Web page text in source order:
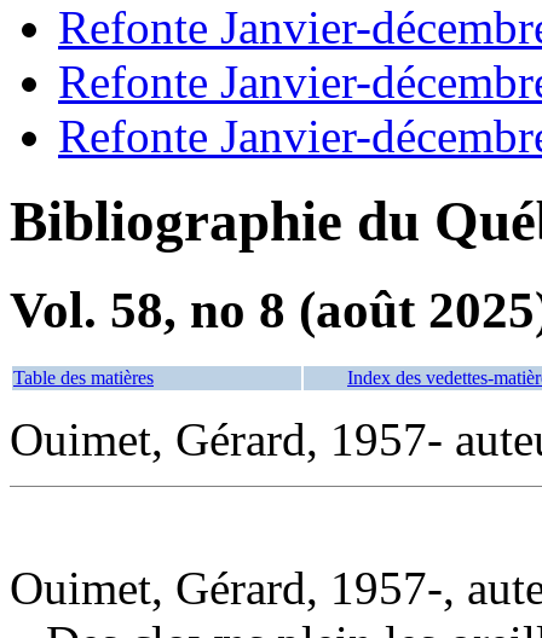
Refonte Janvier-
Refonte Janvier-
Refonte Janvier-
Bibliographie du
Vol. 58, no 8 (août
Table des matières Index des vedettes-
Ouimet, Gérard, 1957-
Ouimet, Gérard, 1957-,